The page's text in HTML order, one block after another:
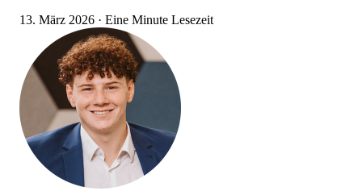
13. März 2026 · Eine Minute Lesezeit